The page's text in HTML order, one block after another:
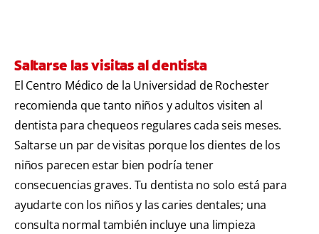
Saltarse las visitas al dentista
El Centro Médico de la Universidad de Rochester
recomienda que tanto niños y adultos visiten al
dentista para chequeos regulares cada seis meses.
Saltarse un par de visitas porque los dientes de los
niños parecen estar bien podría tener
consecuencias graves. Tu dentista no solo está para
ayudarte con los niños y las caries dentales; una
consulta normal también incluye una limpieza